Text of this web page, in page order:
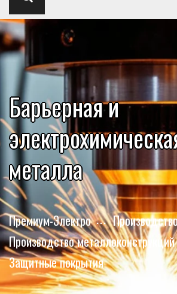
Барьерная и
металла
Премиум-Электро
Производство металлоконструкций
Защитные покрытия